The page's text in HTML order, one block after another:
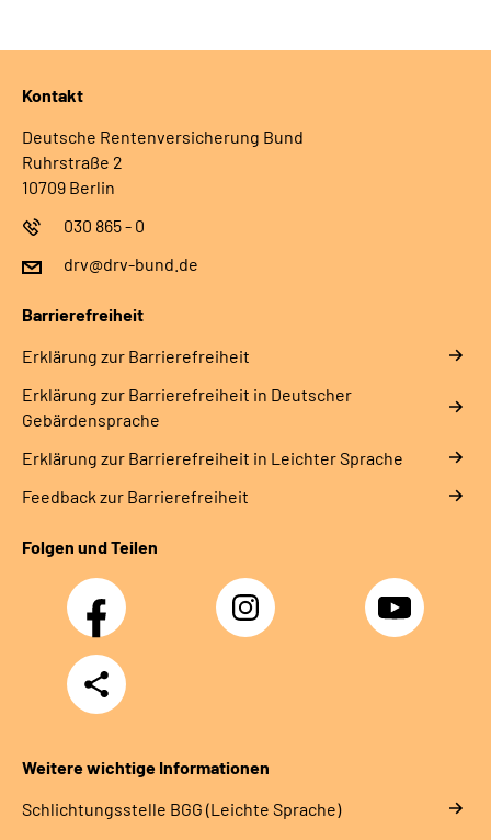
Kontakt
Deutsche Rentenversicherung Bund
Ruhrstraße 2
10709 Berlin
030 865 - 0
drv@drv-bund.de
Barrierefreiheit
Erklärung zur Barrierefreiheit
Erklärung zur Barrierefreiheit in Deutscher
Gebärdensprache
Erklärung zur Barrierefreiheit in Leichter Sprache
Feedback zur Barrierefreiheit
Folgen und Teilen
Facebook Instagram YouTube
Teilen
Weitere wichtige Informationen
Schlich­tungs­stel­le BGG (Leichte Sprache)